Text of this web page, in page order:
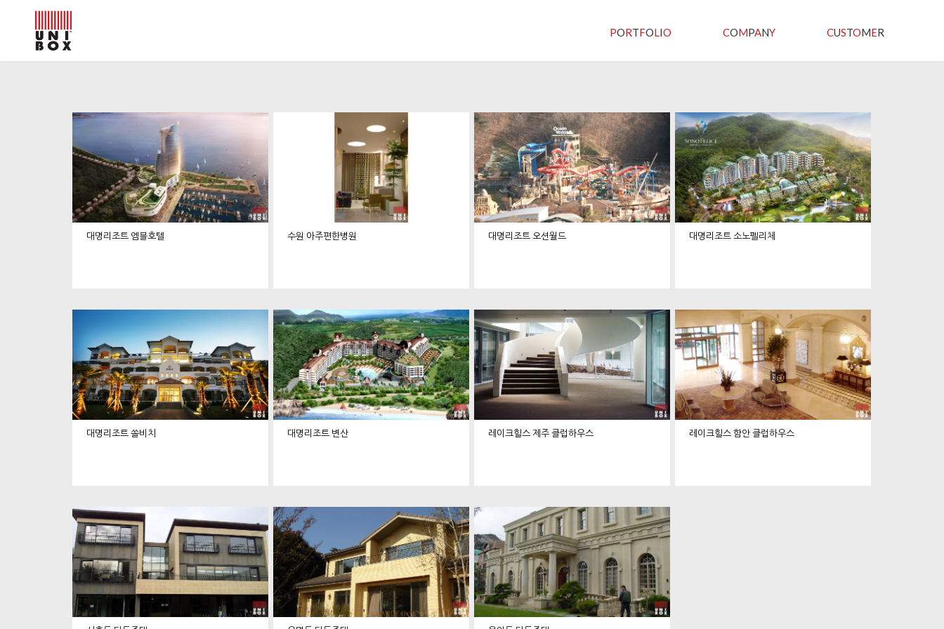
PORTFOLIO COMPANY CUSTOMER
대명리조트 엠블호텔 수원 아주편한병원 대명리조트 오션월드 대명리조트 소노펠리체
대명리조트 쏠비치 대명리조트 변산 레이크힐스 제주 클럽하우스 레이크힐스 함안 클럽하우스